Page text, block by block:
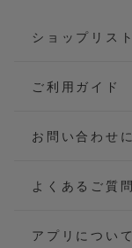
ショップリスト
ご利用ガイド
お問い合わせ
よくあるご質問
アプリについて